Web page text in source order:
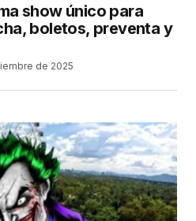
show único para
boletos, preventa y
de 2025